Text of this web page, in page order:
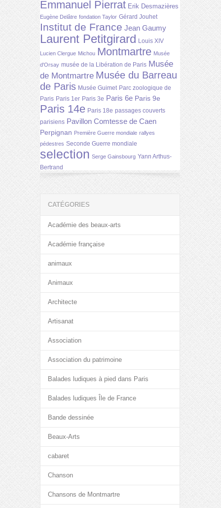
Emmanuel Pierrat Erik Desmazières
Eugène Delâtre fondation Taylor Gérard Jouhet
Institut de France Jean Gaumy
Laurent Petitgirard Louis XIV
Lucien Clergue Michou Montmartre Musée
d'Orsay musée de la Libération de Paris Musée
de Montmartre Musée du Barreau
de Paris Musée Guimet Parc zoologique de
Paris Paris 1er Paris 3e Paris 6e Paris 9e
Paris 14e Paris 18e passages couverts
parisiens Pavillon Comtesse de Caen
Perpignan Première Guerre mondiale rallyes
pédestres Seconde Guerre mondiale
selection Serge Gainsbourg Yann Arthus-
Bertrand
CATÉGORIES
Académie des beaux-arts
Académie française
animaux
Animaux
Architecte
Artisanat
Association
Association du patrimoine
Balades ludiques à pied dans Paris
Balades ludiques Île de France
Bande dessinée
Beaux-Arts
cabaret
Chanson
Chansons de Montmartre